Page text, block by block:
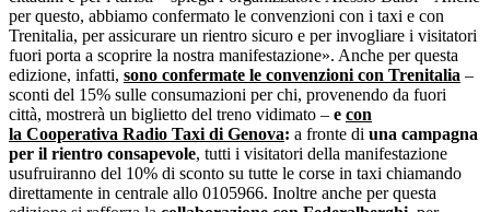
per questo, abbiamo confermato le convenzioni con i taxi e con
Trenitalia, per assicurare un rientro sicuro e per invogliare i visitatori
fuori porta a scoprire la nostra manifestazione». Anche per questa
edizione, infatti, sono confermate le convenzioni con Trenitalia –
sconti del 15% sulle consumazioni per chi, provenendo da fuori
città, mostrerà un biglietto del treno vidimato – e con
la Cooperativa Radio Taxi di Genova: a fronte di una campagna
per il rientro consapevole, tutti i visitatori della manifestazione
usufruiranno del 10% di sconto su tutte le corse in taxi chiamando
direttamente in centrale allo 0105966. Inoltre anche per questa